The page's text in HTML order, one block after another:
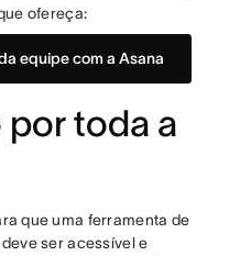
ofereça:
equipe com a Asana
toda a
que uma ferramenta de
ser acessível e